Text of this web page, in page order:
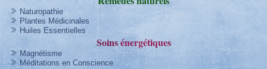
Naturopathie
Plantes Médicinales
Huiles Essentielles
Soinsénergétiques
Magnétisme
Méditations en Conscience